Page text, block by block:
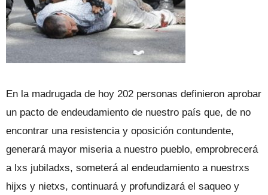
En la madrugada de hoy 202 personas definieron aprobar
un pacto de endeudamiento de nuestro país que, de no
encontrar una resistencia y oposición contundente,
generará mayor miseria a nuestro pueblo, emprobrecerá
a lxs jubiladxs, someterá al endeudamiento a nuestrxs
hijxs y nietxs, continuará y profundizará el saqueo y